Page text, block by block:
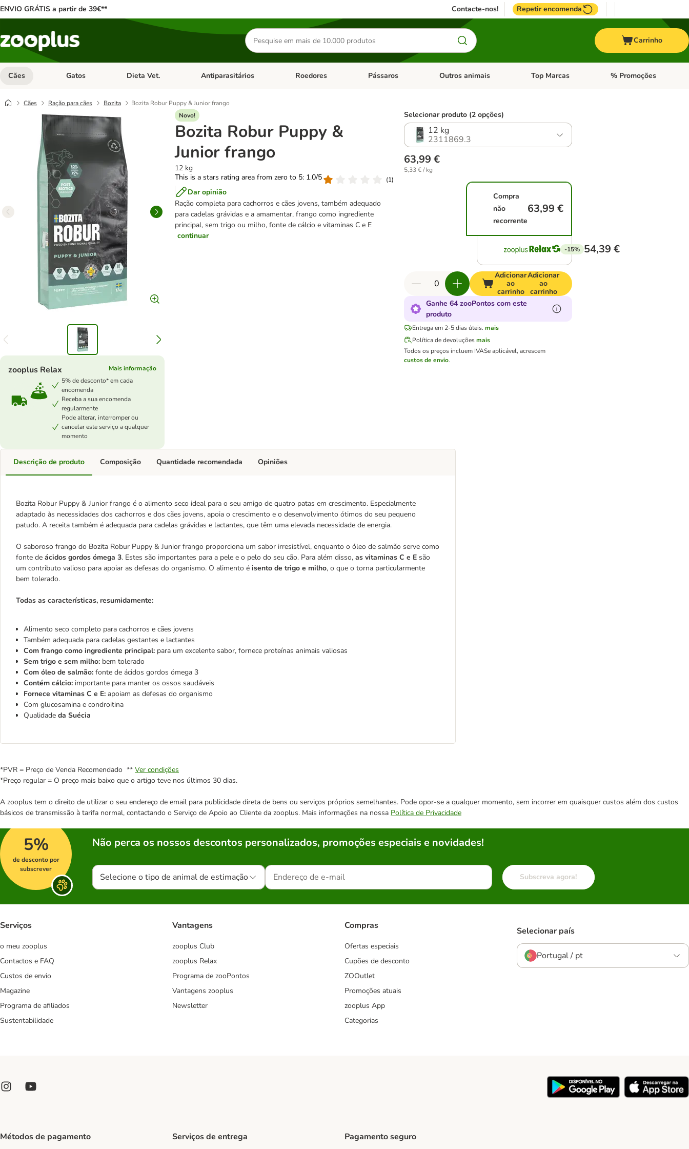
ENVIO GRÁTIS a partir de 39€** Contacte-nos! Repetir encomenda
Pesquisar
produtos
Carrinho
Cães Abrir menu de categoria: Cães
Gatos Abrir menu de categoria: Gatos
Dieta Vet. Abrir menu de categoria: Dieta Vet.
Antiparasitários Abrir menu de categoria: Antiparasitários
Roedores Abrir menu de categoria: Roedores
Pássaros Abrir menu de categoria: Pássaros
Outros animais Abrir menu de categoria: Outros animais
Top Marcas Abrir menu de categoria:
% Promoções
Cães Ração para cães Bozita
Bozita Robur Puppy & Junior frango
Novo!
Bozita Robur Puppy &
Junior frango
12 kg
This is a stars rating area from zero to 5: 1.0/5
(1)
Dar opinião
Ração completa para cachorros e cães jovens, também adequado
para cadelas grávidas e a amamentar, frango como ingrediente
principal, sem trigo ou milho, fonte de cálcio e vitaminas C e E
continuar
zooplus Relax
Mais informação
5% de desconto* em cada
encomenda
Receba a sua encomenda
regularmente
Pode alterar, interromper ou
cancelar este serviço a qualquer
momento
Selecionar produto (2 opções)
12 kg
2311869.3
63,99 €
5,33 € / kg
Compra
não
recorrente
63,99 €
-15% 54,39 €
Adicionar
ao
carrinho
Adicionar
ao
carrinho
Ganhe 64 zooPontos com este
produto
Entrega em 2-5 dias úteis. mais
Política de devoluções mais
Todos os preços incluem IVASe aplicável, acrescem
custos de envio.
Descrição de produto
Bozita Robur Puppy & Junior frango é o alimento seco ideal para o seu amigo de quatro patas em crescimento. Especialmente
adaptado às necessidades dos cachorros e dos cães jovens, apoia o crescimento e o desenvolvimento ótimos do seu pequeno
patudo. A receita também é adequada para cadelas grávidas e lactantes, que têm uma elevada necessidade de energia.
O saboroso frango do Bozita Robur Puppy & Junior frango proporciona um sabor irresistível, enquanto o óleo de salmão serve como
fonte de ácidos gordos ómega 3. Estes são importantes para a pele e o pelo do seu cão. Para além disso, as vitaminas C e E são
um contributo valioso para apoiar as defesas do organismo. O alimento é isento de trigo e milho, o que o torna particularmente
bem tolerado.
Todas as características, resumidamente:
Alimento seco completo para cachorros e cães jovens
Também adequada para cadelas gestantes e lactantes
Com frango como ingrediente principal: para um excelente sabor, fornece proteínas animais valiosas
Sem trigo e sem milho: bem tolerado
Com óleo de salmão: fonte de ácidos gordos ómega 3
Contém cálcio: importante para manter os ossos saudáveis
Fornece vitaminas C e E: apoiam as defesas do organismo
Com glucosamina e condroitina
Qualidade da Suécia
Composição Quantidade recomendada Opiniões
*PVR = Preço de Venda Recomendado ** Ver condições
*Preço regular = O preço mais baixo que o artigo teve nos últimos 30 dias.
A zooplus tem o direito de utilizar o seu endereço de email para publicidade direta de bens ou serviços próprios semelhantes. Pode opor-se a qualquer momento, sem incorrer em quaisquer custos além dos custos
básicos de transmissão à tarifa normal, contactando o Serviço de Apoio ao Cliente da zooplus. Mais informações na nossa Política de Privacidade
5%
de desconto por
subscrever
Não perca os nossos descontos personalizados, promoções especiais e novidades!
Selecione o tipo de animal de estimação Subscreva agora!
Serviços
o meu zooplus
Contactos e FAQ
Custos de envio
Magazine
Programa de afiliados
Sustentabilidade
Vantagens
zooplus Club
zooplus Relax
Programa de zooPontos
Vantagens zooplus
Newsletter
Compras
Ofertas especiais
Cupões de desconto
ZOOutlet
Promoções atuais
zooplus App
Categorias
Selecionar país
Portugal / pt
Métodos de pagamento Serviços de entrega Pagamento seguro